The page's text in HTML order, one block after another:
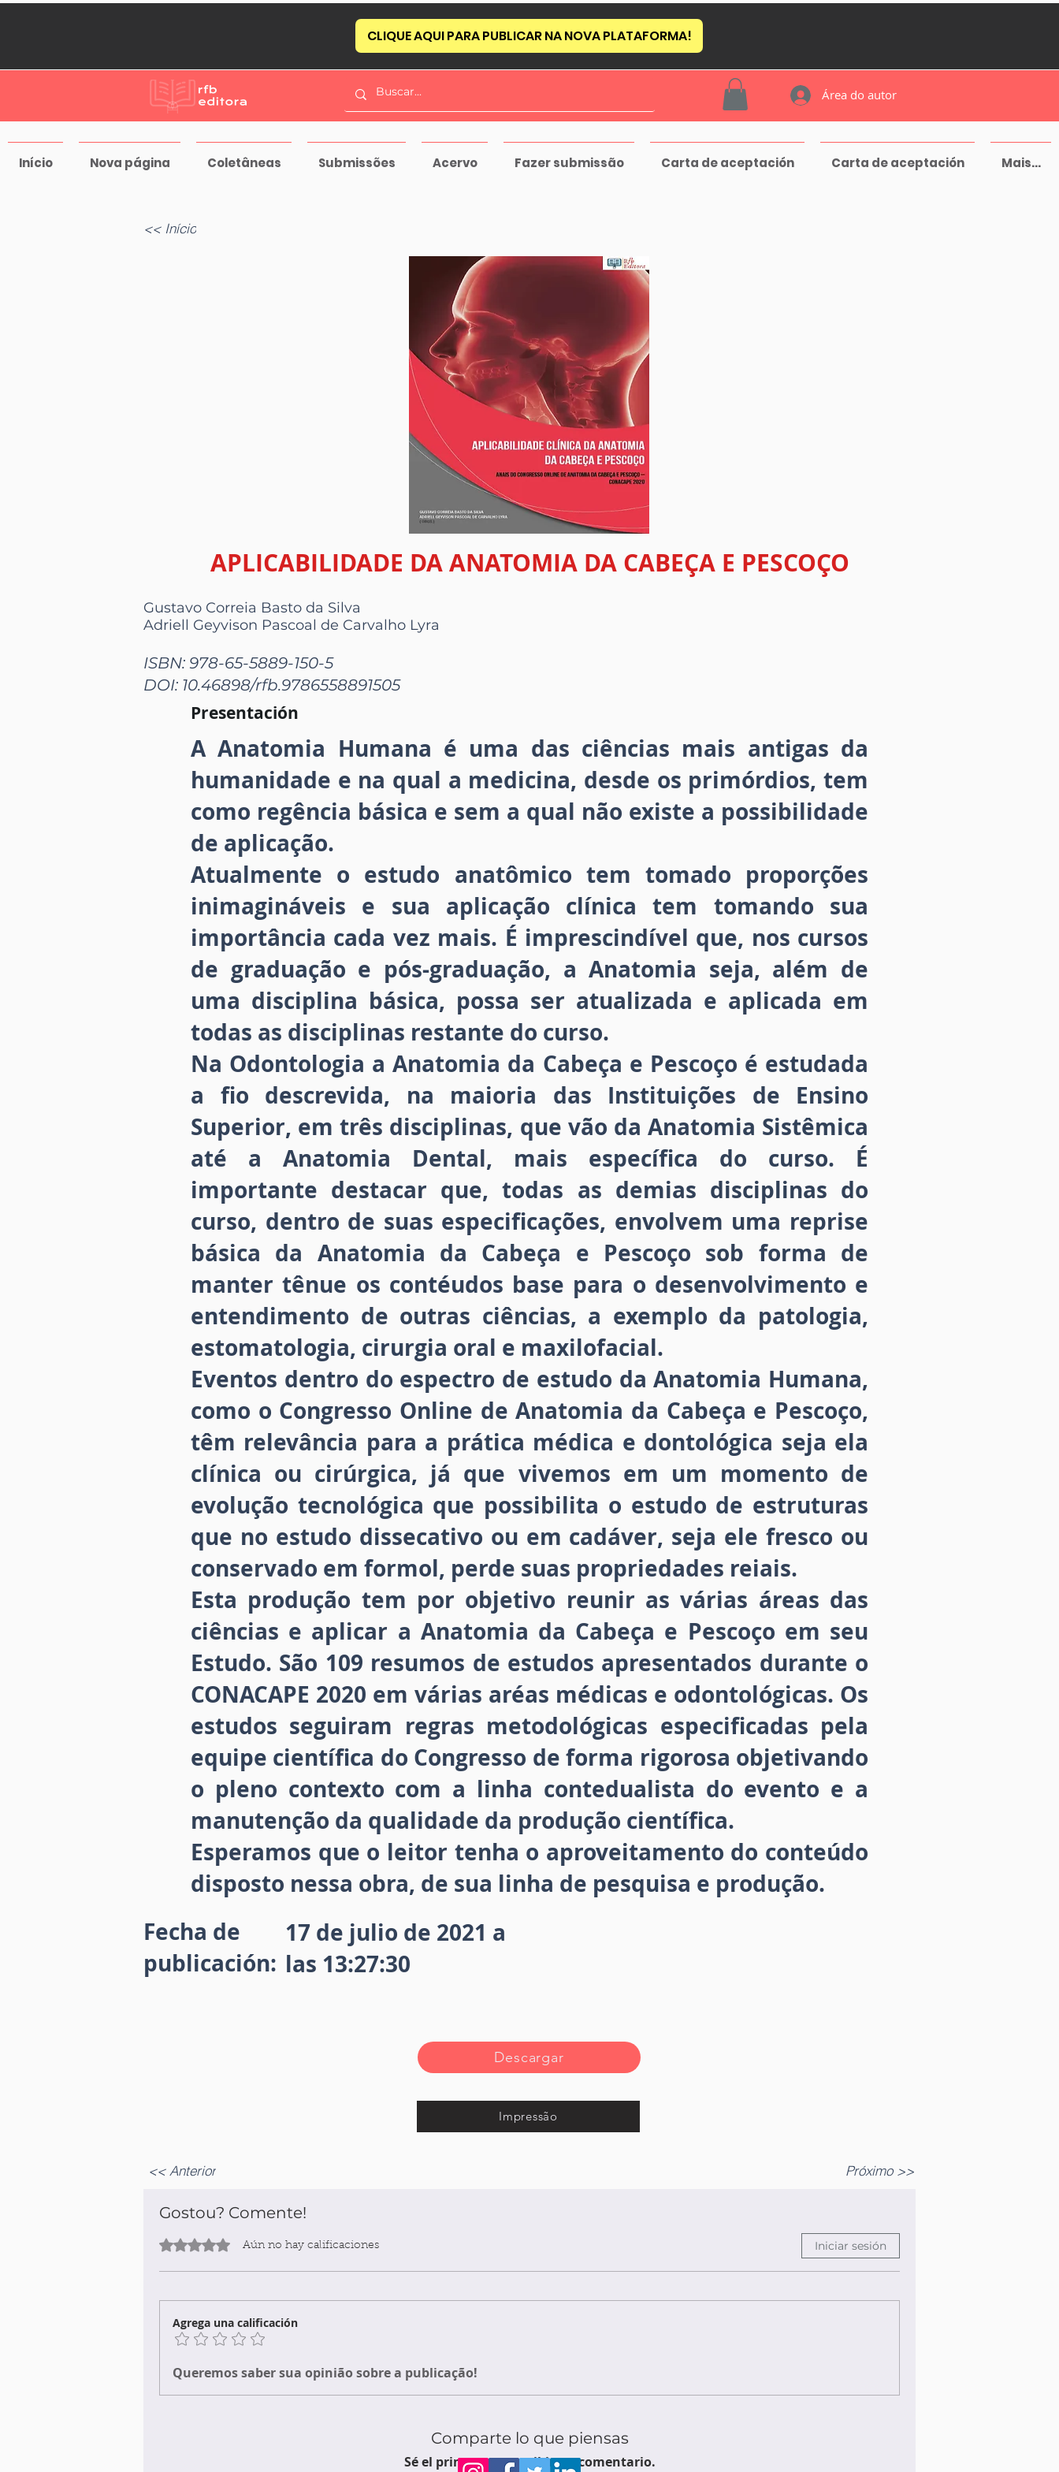
CLIQUE AQUI PARA PUBLICAR NA NOVA PLATAFORMA!
Área do autor
Início Nova página Coletâneas Submissões Acervo Fazer submissão Carta de aceptación Carta de aceptación Mais...
<< Início
APLICABILIDADE DA ANATOMIA DA CABEÇA E PESCOÇO
Gustavo Correia Basto da Silva
Adriell Geyvison Pascoal de Carvalho Lyra
ISBN: 978-65-5889-150-5
DOI: 10.46898/rfb.9786558891505
Presentación
A Anatomia Humana é uma das ciências mais antigas da
humanidade e na qual a medicina, desde os primórdios, tem
como regência básica e sem a qual não existe a possibilidade
de aplicação.
Atualmente o estudo anatômico tem tomado proporções
inimagináveis e sua aplicação clínica tem tomando sua
importância cada vez mais. É imprescindível que, nos cursos
de graduação e pós-graduação, a Anatomia seja, além de
uma disciplina básica, possa ser atualizada e aplicada em
todas as disciplinas restante do curso.
Na Odontologia a Anatomia da Cabeça e Pescoço é estudada
a fio descrevida, na maioria das Instituições de Ensino
Superior, em três disciplinas, que vão da Anatomia Sistêmica
até a Anatomia Dental, mais específica do curso. É
importante destacar que, todas as demias disciplinas do
curso, dentro de suas especificações, envolvem uma reprise
básica da Anatomia da Cabeça e Pescoço sob forma de
manter tênue os contéudos base para o desenvolvimento e
entendimento de outras ciências, a exemplo da patologia,
estomatologia, cirurgia oral e maxilofacial.
Eventos dentro do espectro de estudo da Anatomia Humana,
como o Congresso Online de Anatomia da Cabeça e Pescoço,
têm relevância para a prática médica e dontológica seja ela
clínica ou cirúrgica, já que vivemos em um momento de
evolução tecnológica que possibilita o estudo de estruturas
que no estudo dissecativo ou em cadáver, seja ele fresco ou
conservado em formol, perde suas propriedades reiais.
Esta produção tem por objetivo reunir as várias áreas das
ciências e aplicar a Anatomia da Cabeça e Pescoço em seu
Estudo. São 109 resumos de estudos apresentados durante o
CONACAPE 2020 em várias aréas médicas e odontológicas. Os
estudos seguiram regras metodológicas especificadas pela
equipe científica do Congresso de forma rigorosa objetivando
o pleno contexto com a linha contedualista do evento e a
manutenção da qualidade da produção científica.
Esperamos que o leitor tenha o aproveitamento do conteúdo
disposto nessa obra, de sua linha de pesquisa e produção.
Fecha de
publicación:
17 de julio de 2021 a
las 13:27:30
Descargar
Impressão
<< Anterior Próximo >>
Gostou? Comente!
Iniciar sesión
Obtuvo 0 de 5 estrellas.Aún no hay calificaciones
Agrega una calificación
Queremos saber sua opinião sobre a publicação!
Comparte lo que piensas
Sé el primero en escribir un comentario.